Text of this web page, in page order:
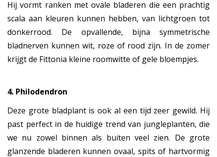
Hij vormt ranken met ovale bladeren die een prachtig
scala aan kleuren kunnen hebben, van lichtgroen tot
donkerrood. De opvallende, bijna symmetrische
bladnerven kunnen wit, roze of rood zijn. In de zomer
krijgt de Fittonia kleine roomwitte of gele bloempjes.
4. Philodendron
Deze grote bladplant is ook al een tijd zeer gewild. Hij
past perfect in de huidige trend van jungleplanten, die
we nu zowel binnen als buiten veel zien. De grote
glanzende bladeren kunnen ovaal, spits of hartvormig